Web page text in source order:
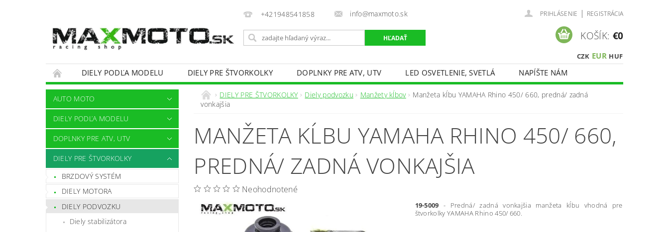
+421948541858 info@maxmoto.sk PRIHLÁSENIE | REGISTRÁCIA
CZK EUR HUF
KOŠÍK: €0
DIELY PODĽA MODELU DIELY PRE ŠTVORKOLKY DOPLNKY PRE ATV, UTV LED OSVETLENIE, SVETLÁ
NAPÍŠTE NÁM
OBCHODNÉ PODMIENKY
KONTAKTY
AUTO MOTO
DIELY PODĽA MODELU
DOPLNKY PRE ATV, UTV
DIELY PRE ŠTVORKOLKY
BRZDOVÝ SYSTÉM
DIELY MOTORA
DIELY PODVOZKU
Diely stabilizátora
DIELY PRE ŠTVORKOLKY Diely podvozku Manžety kĺbov
Manžeta kĺbu YAMAHA Rhino 450/ 660, predná/ zadná
vonkajšia
MANŽETA KĹBU YAMAHA RHINO 450/ 660,
PREDNÁ/ ZADNÁ VONKAJŠIA
Neohodnotené
19-5009 - Predná/ zadná vonkajšia manžeta kĺbu vhodná pre
štvorkolky YAMAHA Rhino 450/ 660.